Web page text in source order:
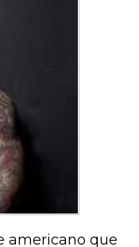
americano que